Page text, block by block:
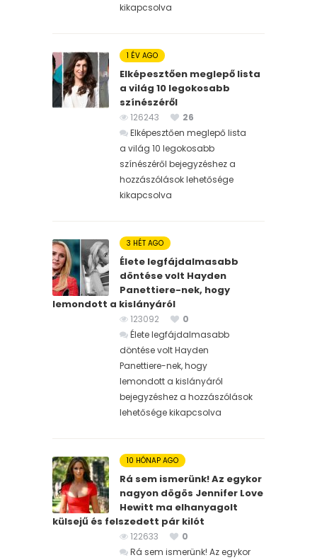
kikapcsolva
1 ÉV AGO
Elképesztően meglepő lista
a világ 10 legokosabb
színészéről
126243
26
Elképesztően meglepő lista
a világ 10 legokosabb
színészéről bejegyzéshez a
hozzászólások lehetősége
kikapcsolva
3 HÉT AGO
Élete legfájdalmasabb
döntése volt Hayden
Panettiere-nek, hogy
lemondott a kislányáról
123092
0
Élete legfájdalmasabb
döntése volt Hayden
Panettiere-nek, hogy
lemondott a kislányáról
bejegyzéshez a hozzászólások
lehetősége kikapcsolva
10 HÓNAP AGO
Rá sem ismerünk! Az egykor
nagyon dögös Jennifer Love
Hewitt ma elhanyagolt
külsejű és felszedett pár kilót
122633
0
Rá sem ismerünk! Az egykor